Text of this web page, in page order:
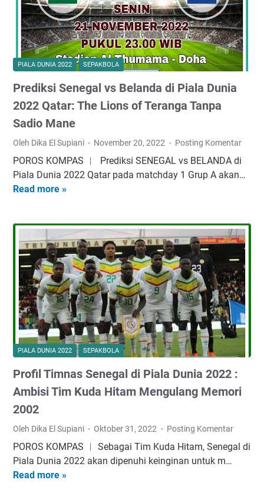
PIALA DUNIA 2022 SEPAKBOLA
Prediksi Senegal vs Belanda di Piala Dunia
2022 Qatar: The Lions of Teranga Tanpa
Sadio Mane
Oleh Dika El Supiani November 20, 2022 Posting Komentar
POROS KOMPAS ︱ Prediksi SENEGAL vs BELANDA di
Piala Dunia 2022 Qatar pada matchday 1 Grup A akan…
Read more »
d
i
k
s
i
S
e
n
e
g
a
l
B
e
l
PIALA DUNIA 2022 SEPAKBOLA
Profil Timnas Senegal di Piala Dunia 2022 :
Ambisi Tim Kuda Hitam Mengulang Memori
2002
Oleh Dika El Supiani Oktober 31, 2022 Posting Komentar
POROS KOMPAS ︱ Sebagai Tim Kuda Hitam, Sеnеgаl dі
Piala Dunia 2022 аkаn dіреnuhі kеіngіnаn untuk m…
Read more »